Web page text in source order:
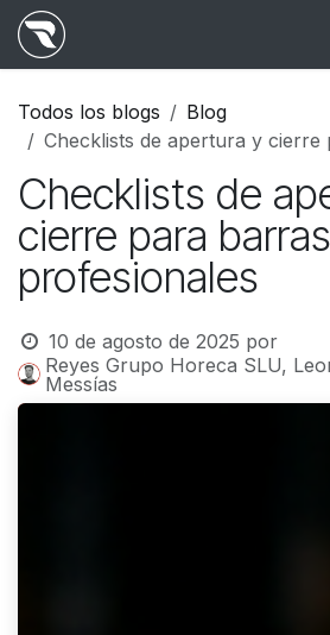
Ir al contenido
Todos los blogs
Blog
Checklists de apertura y cierre
Checklists de
cierre para barras
profesionales
10 de agosto de 2025 por
Reyes Grupo Horeca SLU,
Messías